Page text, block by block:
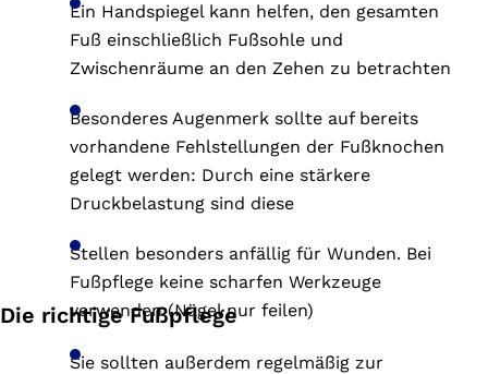
Ein Handspiegel kann helfen, den gesamten
Fuß einschließlich Fußsohle und
Zwischenräume an den Zehen zu betrachten
Besonderes Augenmerk sollte auf bereits
vorhandene Fehlstellungen der Fußknochen
gelegt werden: Durch eine stärkere
Druckbelastung sind diese
Stellen besonders anfällig für Wunden. Bei
Fußpflege keine scharfen Werkzeuge
verwenden (Nägel nur feilen)
Die richtige Fußpflege
Sie sollten außerdem regelmäßig zur